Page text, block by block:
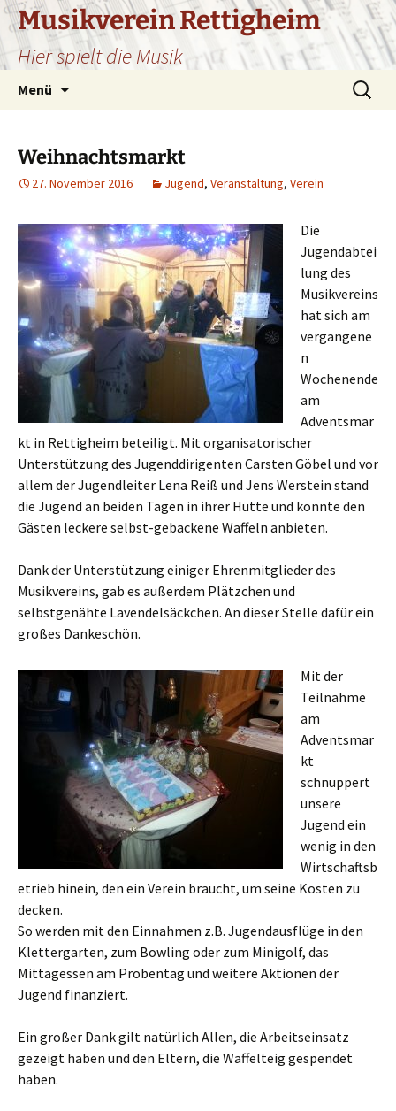
Zum
Inhalt
springen
Musikverein Rettigheim
Hier spielt die Musik
Menü
Suchen
nach:
Weihnachtsmarkt
27. November 2016 Jugend, Veranstaltung, Verein
Die
Jugendabtei
lung des
Musikvereins
hat sich am
vergangene
n
Wochenende
am
Adventsmar
kt in Rettigheim beteiligt. Mit organisatorischer
Unterstützung des Jugenddirigenten Carsten Göbel und vor
allem der Jugendleiter Lena Reiß und Jens Werstein stand
die Jugend an beiden Tagen in ihrer Hütte und konnte den
Gästen leckere selbst-gebackene Waffeln anbieten.
Dank der Unterstützung einiger Ehrenmitglieder des
Musikvereins, gab es außerdem Plätzchen und
selbstgenähte Lavendelsäckchen. An dieser Stelle dafür ein
großes Dankeschön.
Mit der
Teilnahme
am
Adventsmar
kt
schnuppert
unsere
Jugend ein
wenig in den
Wirtschaftsb
etrieb hinein, den ein Verein braucht, um seine Kosten zu
decken.
So werden mit den Einnahmen z.B. Jugendausflüge in den
Klettergarten, zum Bowling oder zum Minigolf, das
Mittagessen am Probentag und weitere Aktionen der
Jugend finanziert.
Ein großer Dank gilt natürlich Allen, die Arbeitseinsatz
gezeigt haben und den Eltern, die Waffelteig gespendet
haben.